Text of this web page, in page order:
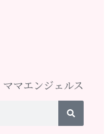
ママエンジェルス